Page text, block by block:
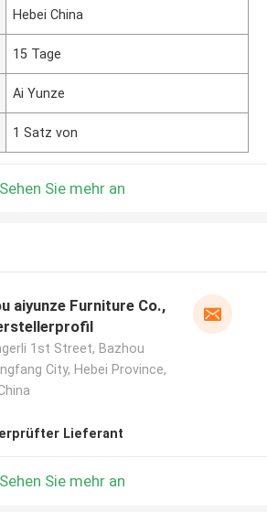
Hebei China
15 Tage
Ai Yunze
1 Satz von
Sehen Sie mehr an
aiyunze Furniture Co.,
1st Street, Bazhou
City, Hebei Province,
Lieferant
Sehen Sie mehr an